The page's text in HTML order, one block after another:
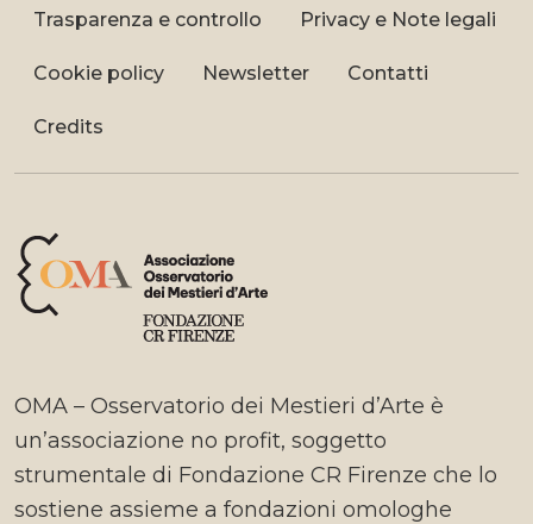
Trasparenza e controllo Privacy e Note legali
Cookie policy Newsletter Contatti
Credits
OMA – Osservatorio dei Mestieri d’Arte è
un’associazione no profit, soggetto
strumentale di Fondazione CR Firenze che lo
sostiene assieme a fondazioni omologhe